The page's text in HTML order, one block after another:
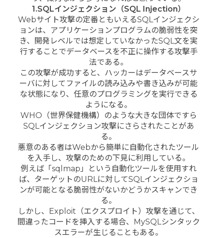
1.SQLインジェクション（SQL Injection）
Webサイト攻撃の定番ともいえるSQLインジェクシ
ョンは、アプリケーションプログラムの脆弱性を突
き、開発レベルでは想定していなかったSQL文を実
行することでデータベースを不正に操作する攻撃手
法である。
この攻撃が成功すると、ハッカーはデータベースサ
ーバに対してファイルの読み込みや書き込みが可能
な状態になり、任意のプログラミングを実行できる
ようになる。
WHO（世界保健機構）のような大きな団体ですら
SQLインジェクション攻撃にさらされたことがあ
る。
悪意のある者はWebから簡単に自動化されたツール
を入手し、攻撃のための下見に利用している。
例えば「sqlmap」という自動化ツールを使用すれ
ば、ターゲットのURLに対してSQLインジェクショ
ンが可能となる脆弱性がないかどうかスキャンでき
る。
しかし、Exploit（エクスプロイト）攻撃を通じて、
間違ったコードを挿入する場合、MySQLシンタック
スエラーが生じることもある。